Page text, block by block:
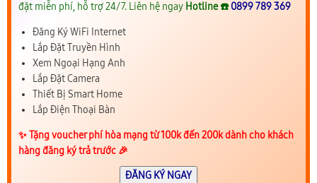
đặt miễn phí, hỗ trợ 24/7. Liên hệ ngay Hotline ☎️0899 789 369
Đăng Ký WiFi Internet
Lắp Đặt Truyền Hình
Xem Ngoại Hạng Anh
Lắp Đặt Camera
Thiết Bị Smart Home
Lắp Điện Thoại Bàn
✨️ Tặng voucher phí hòa mạng từ 100k đến 200k dành cho khách
hàng đăng ký trả trước 🎉
ĐĂNG KÝ NGAY